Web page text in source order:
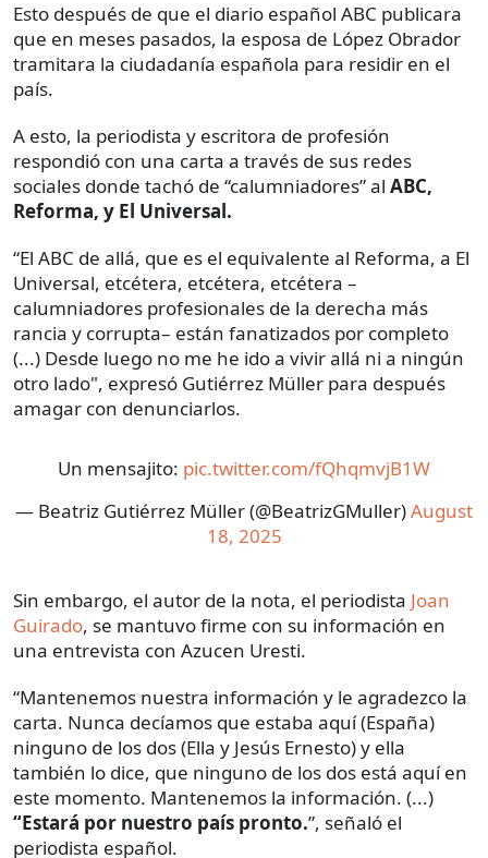
Esto después de que el diario español ABC publicara
que en meses pasados, la esposa de López Obrador
tramitara la ciudadanía española para residir en el
país.
A esto, la periodista y escritora de profesión
respondió con una carta a través de sus redes
sociales donde tachó de “calumniadores” al ABC,
Reforma, y El Universal.
“El ABC de allá, que es el equivalente al Reforma, a El
Universal, etcétera, etcétera, etcétera –
calumniadores profesionales de la derecha más
rancia y corrupta– están fanatizados por completo
(...) Desde luego no me he ido a vivir allá ni a ningún
otro lado", expresó Gutiérrez Müller para después
amagar con denunciarlos.
Un mensajito: pic.twitter.com/fQhqmvjB1W
— Beatriz Gutiérrez Müller (@BeatrizGMuller)August
18, 2025
Sin embargo, el autor de la nota, el periodista Joan
Guirado, se mantuvo firme con su información en
una entrevista con Azucen Uresti.
“Mantenemos nuestra información y le agradezco la
carta. Nunca decíamos que estaba aquí (España)
ninguno de los dos (Ella y Jesús Ernesto) y ella
también lo dice, que ninguno de los dos está aquí en
este momento. Mantenemos la información. (...)
“Estará por nuestro país pronto.”, señaló el
periodista español.